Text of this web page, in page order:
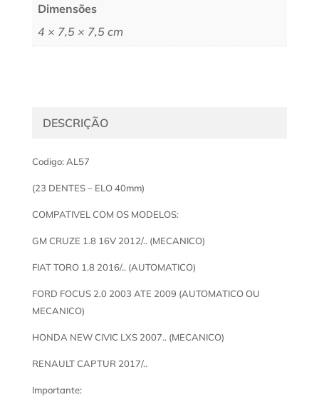
Dimensões
4 × 7,5 × 7,5 cm
DESCRIÇÃO
Codigo: AL57
(23 DENTES – ELO 40mm)
COMPATIVEL COM OS MODELOS:
GM CRUZE 1.8 16V 2012/.. (MECANICO)
FIAT TORO 1.8 2016/.. (AUTOMATICO)
FORD FOCUS 2.0 2003 ATE 2009 (AUTOMATICO OU
MECANICO)
HONDA NEW CIVIC LXS 2007.. (MECANICO)
RENAULT CAPTUR 2017/..
Importante: